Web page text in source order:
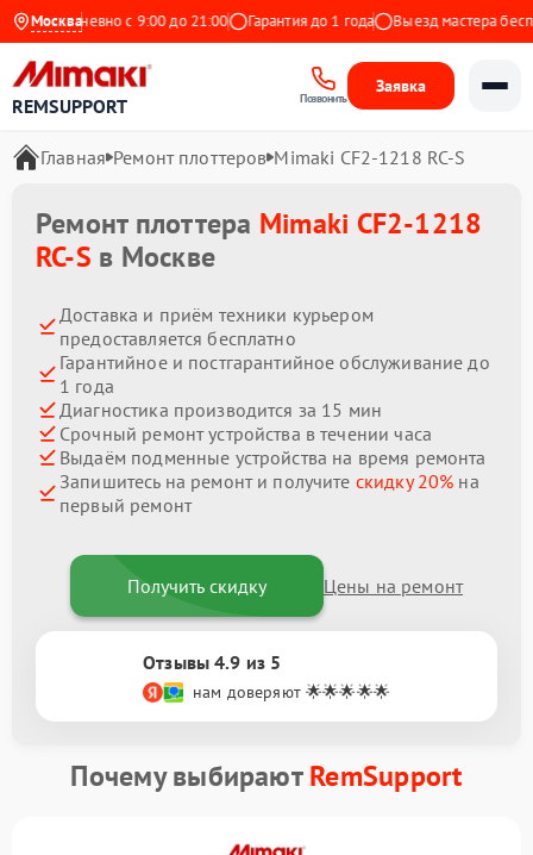
Москва
Ежедневно с 9:00 до 21:00 Гарантия до 1 года Выезд мастера
REMSUPPORT Позвонить
Заявка
Главная Ремонт плоттеров Mimaki CF2-1218 RC-S
Ремонт плоттера Mimaki CF2-1218
RC-S в Москве
Доставка и приём техники курьером
предоставляется бесплатно
Гарантийное и постгарантийное обслуживание до
1 года
Диагностика производится за 15 мин
Срочный ремонт устройства в течении часа
Выдаём подменные устройства на время ремонта
Запишитесь на ремонт и получите скидку 20% на
первый ремонт
Получить скидку Цены на ремонт
Отзывы 4.9 из 5
нам доверяют 🌟🌟🌟🌟🌟
Почему выбираютRemSupport